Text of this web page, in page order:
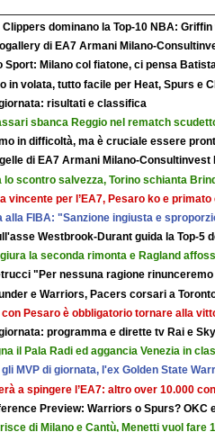
Clippers dominano la Top-10 NBA:
di EA7 Armani Milano-
Sport: Milano col fiatone, ci pensa
in volata, tutto facile per Heat, Spurs e
risultati e classifica
sbanca Reggio nel rematch
in difficoltà, ma è cruciale essere
di EA7 Armani Milano-Consultinvest
lo scontro salvezza, Torino schianta
vincente per l’EA7, Pesaro ko e
alla FIBA: "Sanzione ingiusta e
Westbrook-Durant guida la Top-5
la seconda rimonta e Ragland
"Per nessuna ragione
e Warriors, Pacers corsari a
Pesaro è obbligatorio tornare alla
programma e dirette tv Rai e Sky
il Pala Radi ed aggancia Venezia in
MVP di giornata, l'ex Golden State
a spingere l’EA7: altro over 10.000
Preview: Warriors o Spurs? OKC
di Milano e Cantù, Menetti vuol fare